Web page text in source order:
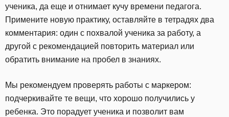
ученика, да еще и отнимает кучу времени педагога.
Примените новую практику, оставляйте в тетрадях два
комментария: один с похвалой ученика за работу, а
другой с рекомендацией повторить материал или
обратить внимание на пробел в знаниях.
Мы рекомендуем проверять работы с маркером:
подчеркивайте те вещи, что хорошо получились у
ребенка. Это порадует ученика и позволит вам